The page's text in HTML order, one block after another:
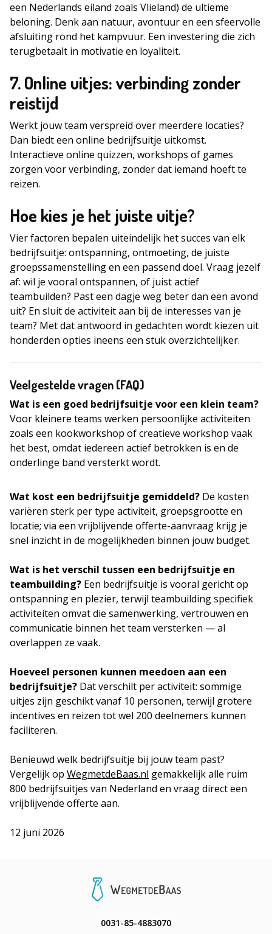
een Nederlands eiland zoals Vlieland) de ultieme
beloning. Denk aan natuur, avontuur en een sfeervolle
afsluiting rond het kampvuur. Een investering die zich
terugbetaalt in motivatie en loyaliteit.
7. Online uitjes: verbinding zonder
reistijd
Werkt jouw team verspreid over meerdere locaties?
Dan biedt een online bedrijfsuitje uitkomst.
Interactieve online quizzen, workshops of games
zorgen voor verbinding, zonder dat iemand hoeft te
reizen.
Hoe kies je het juiste uitje?
Vier factoren bepalen uiteindelijk het succes van elk
bedrijfsuitje: ontspanning, ontmoeting, de juiste
groepssamenstelling en een passend doel. Vraag jezelf
af: wil je vooral ontspannen, of juist actief
teambuilden? Past een dagje weg beter dan een avond
uit? En sluit de activiteit aan bij de interesses van je
team? Met dat antwoord in gedachten wordt kiezen uit
honderden opties ineens een stuk overzichtelijker.
Veelgestelde vragen (FAQ)
Wat is een goed bedrijfsuitje voor een klein team?
Voor kleinere teams werken persoonlijke activiteiten
zoals een kookworkshop of creatieve workshop vaak
het best, omdat iedereen actief betrokken is en de
onderlinge band versterkt wordt.
Wat kost een bedrijfsuitje gemiddeld? De kosten
variëren sterk per type activiteit, groepsgrootte en
locatie; via een vrijblijvende offerte-aanvraag krijg je
snel inzicht in de mogelijkheden binnen jouw budget.
Wat is het verschil tussen een bedrijfsuitje en
teambuilding? Een bedrijfsuitje is vooral gericht op
ontspanning en plezier, terwijl teambuilding specifiek
activiteiten omvat die samenwerking, vertrouwen en
communicatie binnen het team versterken — al
overlappen ze vaak.
Hoeveel personen kunnen meedoen aan een
bedrijfsuitje? Dat verschilt per activiteit: sommige
uitjes zijn geschikt vanaf 10 personen, terwijl grotere
incentives en reizen tot wel 200 deelnemers kunnen
faciliteren.
Benieuwd welk bedrijfsuitje bij jouw team past?
Vergelijk op WegmetdeBaas.nl gemakkelijk alle ruim
800 bedrijfsuitjes van Nederland en vraag direct een
vrijblijvende offerte aan.
12 juni 2026
0031-85-4883070